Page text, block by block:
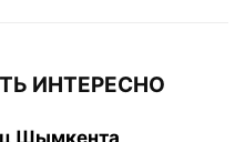
ИНТЕРЕСНО